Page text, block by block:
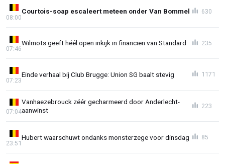
Courtois-soap escaleert meteen onder Van Bommel
08:00
630
Wilmots geeft héél open inkijk in financiën van Standard
07:46
235
Einde verhaal bij Club Brugge: Union SG baalt stevig
07:23
1171
Vanhaezebrouck zéér gecharmeerd door Anderlecht-
aanwinst
07:04
223
Hubert waarschuwt ondanks monsterzege voor dinsdag
23:51
85